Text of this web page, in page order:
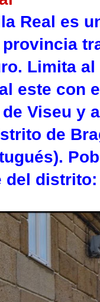
Real es
Limita
este con
Viseu y
de
del